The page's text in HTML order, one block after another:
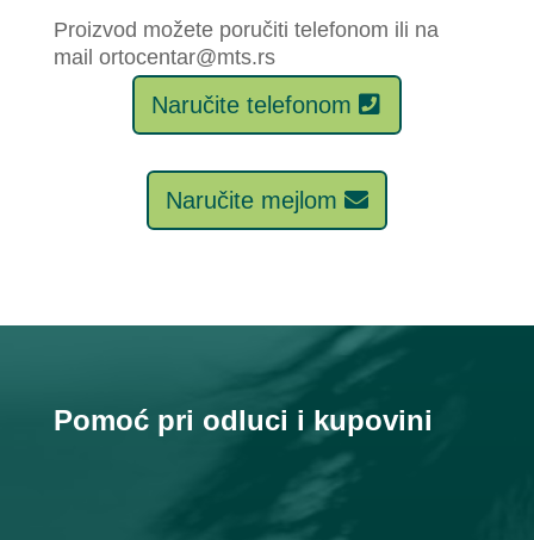
Proizvod možete poručiti telefonom ili na
mail ortocentar@mts.rs
Naručite telefonom
Naručite mejlom
Pomoć pri odluci i kupovini